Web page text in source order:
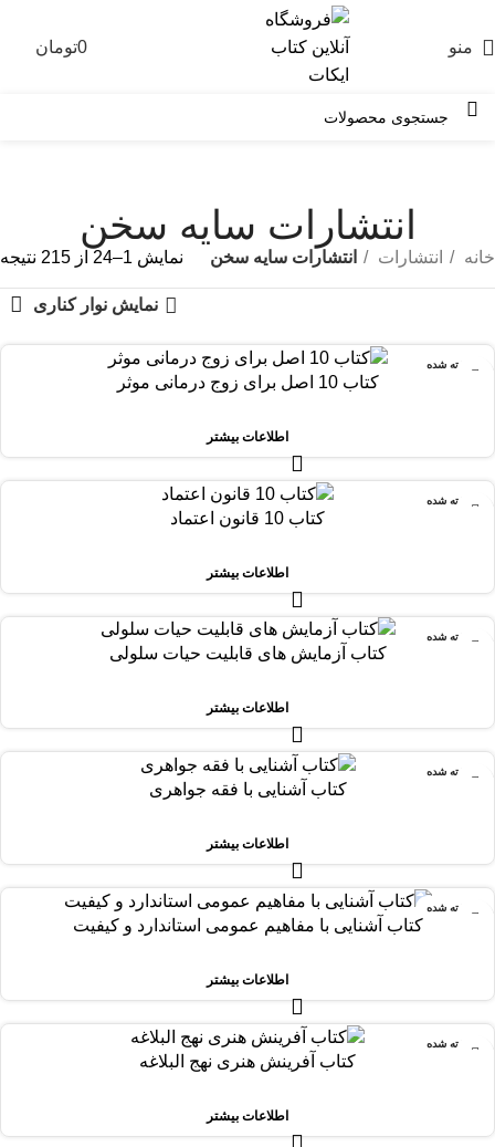
منو 0تومان
انتشارات سایه سخن
خانه انتشارات انتشارات سایه سخن نمایش 1–24 از 215 نتیجه
نمایش نوار کناری
فروخته شده
کتاب 10 اصل برای زوج درمانی موثر
اطلاعات بیشتر
فروخته شده
کتاب 10 قانون اعتماد
اطلاعات بیشتر
فروخته شده
کتاب آزمایش های قابلیت حیات سلولی
اطلاعات بیشتر
فروخته شده
کتاب آشنایی با فقه جواهری
اطلاعات بیشتر
فروخته شده
کتاب آشنایی با مفاهیم عمومی استاندارد و کیفیت
اطلاعات بیشتر
فروخته شده
کتاب آفرینش هنری نهج البلاغه
اطلاعات بیشتر